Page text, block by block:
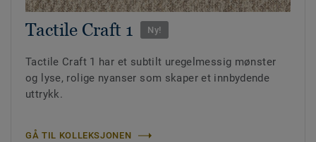
Tactile Craft 1 Ny!
Tactile Craft 1 har et subtilt uregelmessig mønster
og lyse, rolige nyanser som skaper et innbydende
uttrykk.
GÅ TIL KOLLEKSJONEN